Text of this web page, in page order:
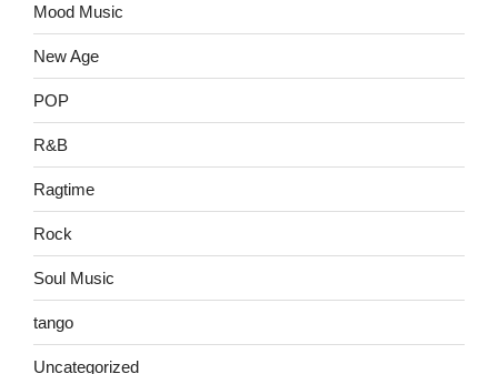
Mood Music
New Age
POP
R&B
Ragtime
Rock
Soul Music
tango
Uncategorized